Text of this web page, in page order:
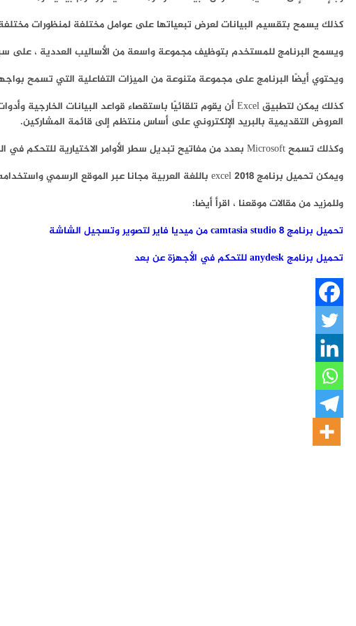
كذلك يسمح بتقسيم البيانات لعرض تبعياتها على عوامل مختلفة لمنظورات مختلفة
ويسمح البرنامج للمستخدم بتوظيف مجموعة واسعة من الأساليب العددية ، على سبيل
ويحتوي أيضًا البرنامج على مجموعة متنوعة من الميزات التفاعلية التي تسمح
العروض التقديمية بالبريد الإلكتروني على أساس منتظم إلى قائمة المشاركين.
وكذلك تسمح Microsoft بعدد من مفاتيح تبديل سطر الأوامر الاختيارية للتحكم في الطريقة التي يبدأ بها Excel.
ويمكن تحميل برنامج excel 2018 باللغة العربية مجانا عبر الموقع الرسمي واستخدامه لفترة تجريبية .
وللمزيد من مقالات موقعنا ، اقرأ أيضا:
تحميل برنامج camtasia studio 8 من ميديا فاير لتصوير وتسجيل الشاشة
تحميل برنامج anydesk للتحكم في الأجهزة عن بعد